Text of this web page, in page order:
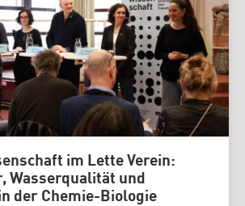
im Lette Verein:
Wasserqualität und
der Chemie-Biologie